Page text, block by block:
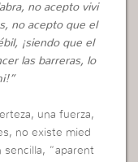
no acepto vivi
no acepto que el
¡siendo que el
las barreras, lo
una fuerza,
no existe mied
“aparent